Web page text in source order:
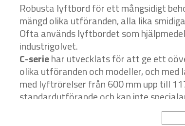
Robusta lyftbord för ett mångsidigt
mängd olika utföranden, alla lika
Ofta används lyftbordet som
industrigolvet.
C-seriehar utvecklats för att ge ett
olika utföranden och modeller, och
med lyftrörelser från 600 mm upp till
standardutförande och kan inte
är inte heller avsedda att användas